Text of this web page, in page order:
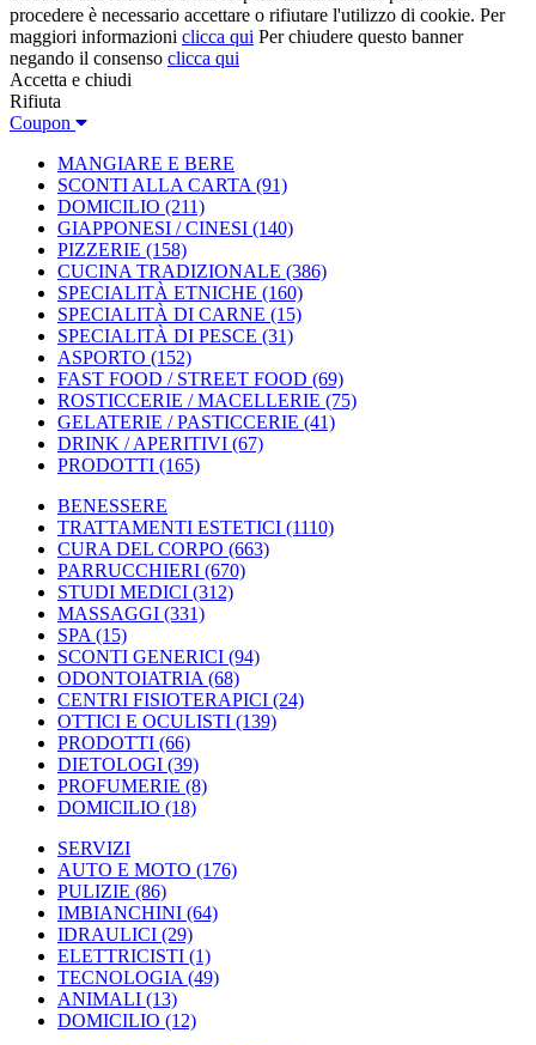
procedere è necessario accettare o rifiutare l'utilizzo di cookie. Per
maggiori informazioni clicca qui Per chiudere questo banner
negando il consenso clicca qui
Accetta e chiudi
Rifiuta
Coupon
MANGIARE E BERE
SCONTI ALLA CARTA (91)
DOMICILIO (211)
GIAPPONESI / CINESI (140)
PIZZERIE (158)
CUCINA TRADIZIONALE (386)
SPECIALITÀ ETNICHE (160)
SPECIALITÀ DI CARNE (15)
SPECIALITÀ DI PESCE (31)
ASPORTO (152)
FAST FOOD / STREET FOOD (69)
ROSTICCERIE / MACELLERIE (75)
GELATERIE / PASTICCERIE (41)
DRINK / APERITIVI (67)
PRODOTTI (165)
BENESSERE
TRATTAMENTI ESTETICI (1110)
CURA DEL CORPO (663)
PARRUCCHIERI (670)
STUDI MEDICI (312)
MASSAGGI (331)
SPA (15)
SCONTI GENERICI (94)
ODONTOIATRIA (68)
CENTRI FISIOTERAPICI (24)
OTTICI E OCULISTI (139)
PRODOTTI (66)
DIETOLOGI (39)
PROFUMERIE (8)
DOMICILIO (18)
SERVIZI
AUTO E MOTO (176)
PULIZIE (86)
IMBIANCHINI (64)
IDRAULICI (29)
ELETTRICISTI (1)
TECNOLOGIA (49)
ANIMALI (13)
DOMICILIO (12)